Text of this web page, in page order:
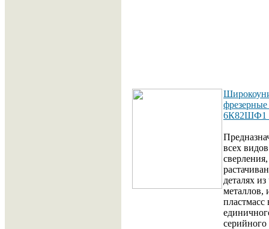
6К82ШФ1
всех
деталях
металлов,
пластмасс
серийного